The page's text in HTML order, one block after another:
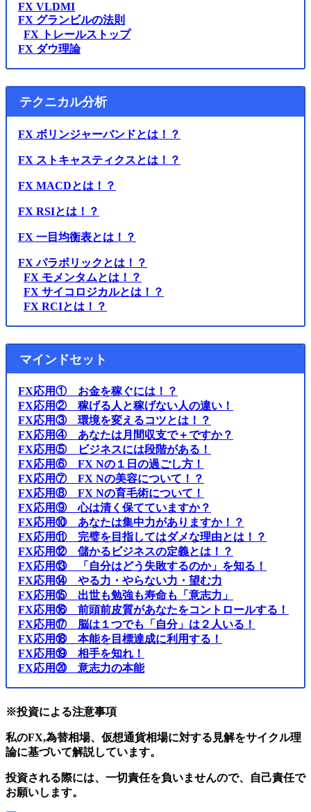
FX VLDMI
FX グランビルの法則
FX トレールストップ
FX ダウ理論
テクニカル分析
FX ボリンジャーバンドとは！？
FX ストキャスティクスとは！？
FX MACDとは！？
FX RSIとは！？
FX 一目均衡表とは！？
FX パラボリックとは！？
FX モメンタムとは！？
FX サイコロジカルとは！？
FX RCIとは！？
マインドセット
FX応用① お金を稼ぐには！？
FX応用② 稼げる人と稼げない人の違い！
FX応用③ 環境を変えるコツとは！？
FX応用④ あなたは月間収支で＋ですか？
FX応用⑤ ビジネスには段階がある！
FX応用⑥ FX Nの１日の過ごし方！
FX応用⑦ FX Nの美容について！？
FX応用⑧ FX Nの育毛術について！
FX応用⑨ 心は清く保てていますか？
FX応用⑩ あなたは集中力がありますか！？
FX応用⑪ 完璧を目指してはダメな理由とは！？
FX応用⑫ 儲かるビジネスの定義とは！？
FX応用⑬ 「自分はどう失敗するのか」を知る！
FX応用⑭ やる力・やらない力・望む力
FX応用⑮ 出世も勉強も寿命も「意志力」
FX応用⑯ 前頭前皮質があなたをコントロールする！
FX応用⑰ 脳は１つでも「自分」は２人いる！
FX応用⑱ 本能を目標達成に利用する！
FX応用⑲ 相手を知れ！
FX応用⑳ 意志力の本能
※投資による注意事項
私のFX,為替相場、仮想通貨相場に対する見解をサイクル理
論に基づいて解説しています。
投資される際には、一切責任を負いませんので、自己責任で
お願いします。